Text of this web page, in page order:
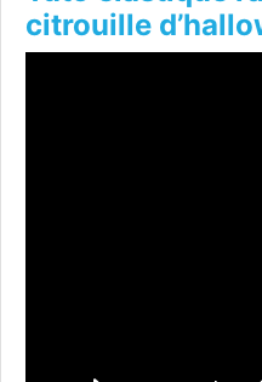
citrouille